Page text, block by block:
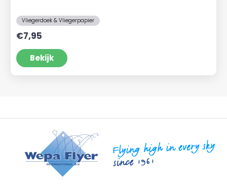
Vliegerdoek & Vliegerpapier
€7,95
Bekijk